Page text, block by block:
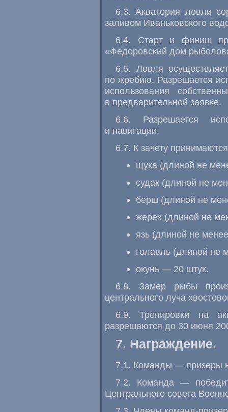
6.3. Акватория ловли
заливом Иваньковского
6.4. Старт и финиш
«Федоровский дом
6.5. Ловля
по жребию. Разрешается
использования
в предварительной заявке.
6.6. Разрешается
и навигации.
6.7. К зачету
щука (длиной не
судак (длиной не
берш (длиной не
жерех (длиной не
язь (длиной не
голавль (длиной не
окунь — 20 штук.
6.8. Замер рыбы
центрального луча
6.9. Тренировки на
разрешаются до 30 июня
7. Награждение.
7.1. Команды — призеры
7.2. Команда —
Центрального совета